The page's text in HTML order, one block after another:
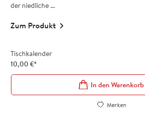
der niedliche ...
Zum Produkt
Tischkalender
10,00 €*
In den Warenkorb
Merken